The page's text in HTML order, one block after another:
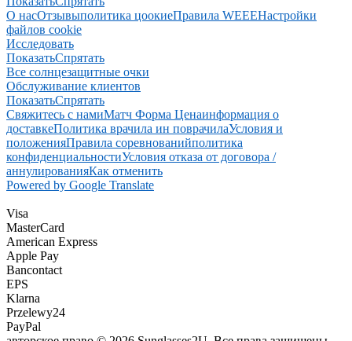
О насОтзывыполитика цоокиеПравила WEEEНастройки
файлов cookie
Исследовать
ПоказатьСпрятать
Все солнцезащитные очки
Обслуживание клиентов
ПоказатьСпрятать
Свяжитесь с намиМатч Форма Ценаинформация о
доставкеПолитика врачила ин поврачилаУсловия и
положенияПравила соревнованийполитика
конфиденциальностиУсловия отказа от договора /
аннулированияКак отменить
Powered by Google Translate
Visa
MasterCard
American Express
Apple Pay
Bancontact
EPS
Klarna
Przelewy24
PayPal